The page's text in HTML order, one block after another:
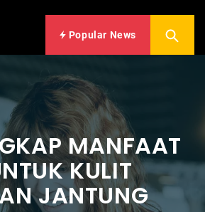
Popular News
MANFAAT
KULIT
JANTUNG